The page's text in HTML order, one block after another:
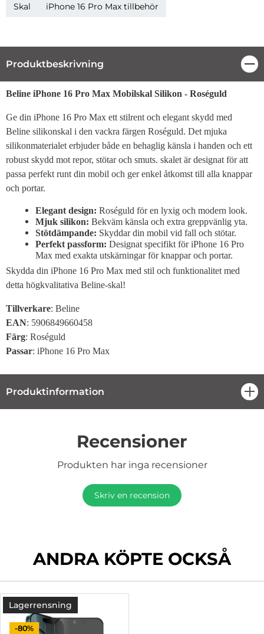
Skal iPhone 16 Pro Max tillbehör
Produktbeskrivning
Produktbeskrivning
Beline iPhone 16 Pro Max Mobilskal Silikon - Roséguld
Ge din iPhone 16 Pro Max ett stilrent och elegant skydd med
Beline silikonskal i den vackra färgen Roséguld. Det mjuka
silikonmaterialet erbjuder både en behaglig känsla i handen och ett
robust skydd mot repor, stötar och smuts. skalet är designat för att
passa perfekt runt din mobil och ger enkel åtkomst till alla knappar
och portar.
Elegant design: Roséguld för en lyxig och modern look.
Mjuk silikon: Bekväm känsla och extra greppvänlig yta.
Stötdämpande: Skyddar din mobil vid fall och stötar.
Perfekt passform: Designat specifikt för iPhone 16 Pro
Max med exakta utskärningar för knappar och portar.
Skydda din iPhone 16 Pro Max med stil och funktionalitet med
detta högkvalitativa Beline-skal!
Tillverkare: Beline
EAN: 5906849660458
Färg: Roséguld
Passar: iPhone 16 Pro Max
Produktinformation
Recensioner
Produkten har inga recensioner
Skriv en recension
ANDRA KÖPTE OCKSÅ
Lagerrensning
-80%